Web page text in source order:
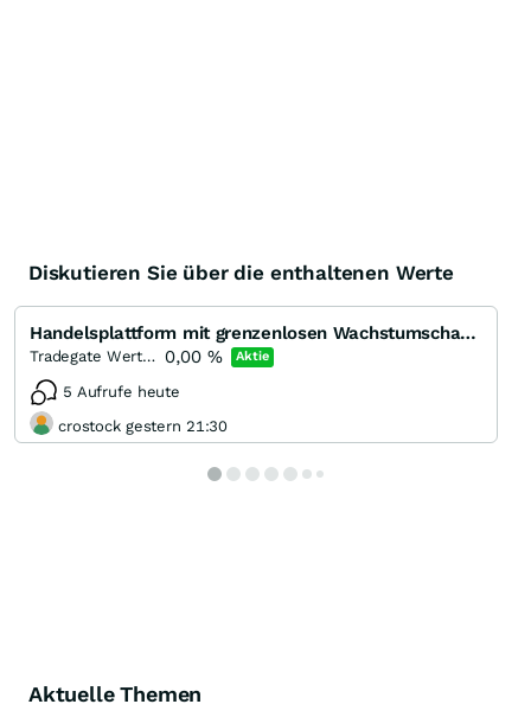
Diskutieren Sie über die enthaltenen Werte
Handelsplattform mit grenzenlosen Wachstumschancen
Tradegate Wertpapierhandelsbank 0,00 % Aktie
5 Aufrufe heute
crostock gestern 21:30
Aktuelle Themen